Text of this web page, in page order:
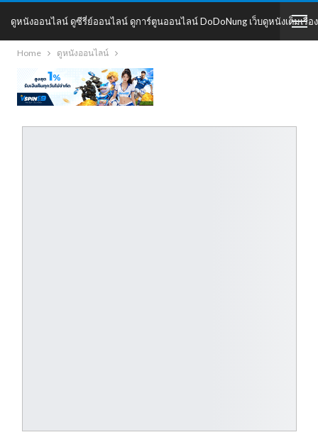
ดูหนังออนไลน์ ดูซีรี่ย์ออนไลน์ ดูการ์ตูนออนไลน์ DoDoNung เว็บดูหนังเต็มเรื่อง
DoDoNung
Home ดูหนังออนไลน์